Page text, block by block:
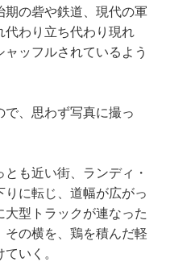
期の砦や鉄道、現代の軍
代わり立ち代わり現れ
ッフルされているよう
、思わず写真に撮っ
も近い街、ランディ・
りに転じ、道幅が広がっ
型トラックが連なった
その横を、鶏を積んだ軽
いく。